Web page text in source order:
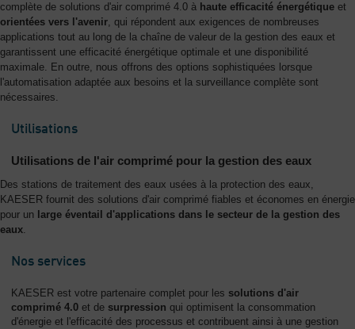
complète de solutions d'air comprimé 4.0 à haute efficacité énergétique et
orientées vers l'avenir, qui répondent aux exigences de nombreuses
applications tout au long de la chaîne de valeur de la gestion des eaux et
garantissent une efficacité énergétique optimale et une disponibilité
maximale. En outre, nous offrons des options sophistiquées lorsque
l'automatisation adaptée aux besoins et la surveillance complète sont
nécessaires.
Utilisations
Utilisations de l'air comprimé pour la gestion des eaux
Des stations de traitement des eaux usées à la protection des eaux,
KAESER fournit des solutions d'air comprimé fiables et économes en énergie
pour un large éventail d'applications dans le secteur de la gestion des
eaux.
Nos services
KAESER est votre partenaire complet pour les solutions d'air
comprimé 4.0 et de surpression qui optimisent la consommation
d'énergie et l'efficacité des processus et contribuent ainsi à une gestion